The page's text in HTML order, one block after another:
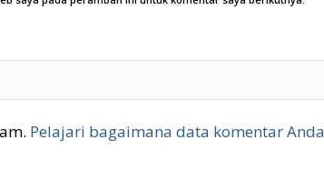
Pelajari bagaimana data komentar Anda